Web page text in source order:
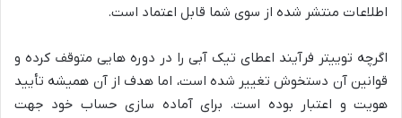
اطلاعات منتشر شده از سوی شما قابل اعتماد است.
اگرچه توییتر فرآیند اعطای تیک آبی را در دوره هایی متوقف کرده و
قوانین آن دستخوش تغییر شده است، اما هدف از آن همیشه تأیید
هویت و اعتبار بوده است. برای آماده سازی حساب خود جهت